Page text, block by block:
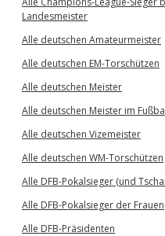
Landesmeister
Alle deutschen Amateurmeister
Alle deutschen EM-Torschützen
Alle deutschen Meister
Alle deutschen Meister im
Alle deutschen Vizemeister
Alle deutschen WM-Torschützen
Alle DFB-Pokalsieger (und
Alle DFB-Pokalsieger der Frauen
Alle DFB-Präsidenten